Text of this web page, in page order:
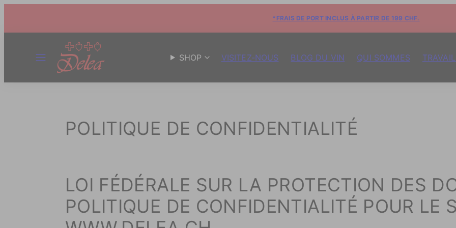
*FRAIS DE PORT INCLUS À PARTIR DE 199 CHF.
SHOP VISITEZ-NOUS BLOG DU VIN QUI SOMMES
POLITIQUE DE CONFIDENTIALITÉ
LOI FÉDÉRALE SUR LA PROTECTION DES
POLITIQUE DE CONFIDENTIALITÉ POUR LE